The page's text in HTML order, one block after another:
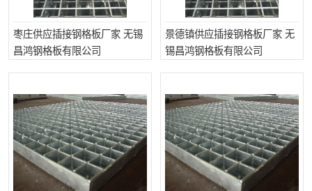
枣庄供应插接钢格板厂家 无锡
昌鸿钢格板有限公司
景德镇供应插接钢格板厂家 无
锡昌鸿钢格板有限公司